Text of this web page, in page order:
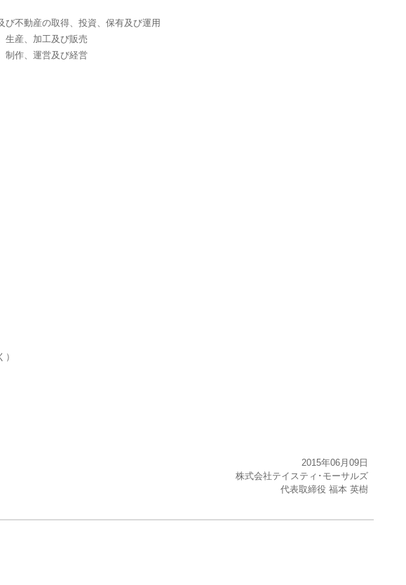
不動産の取得、投資、保有及び運用
生産、加工及び販売
制作、運営及び経営
2015年06月09日
株式会社テイスティ･モーサルズ
代表取締役 福本 英樹